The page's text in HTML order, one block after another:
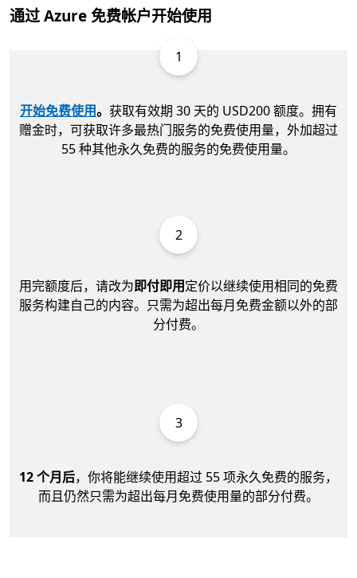
通过 Azure 免费帐户开始使用
1
开始免费使用。 获取有效期 30 天的 USD200 额度。拥有
赠金时，可获取许多最热门服务的免费使用量，外加超过
55 种其他永久免费的服务的免费使用量。
2
用完额度后，请改为即付即用定价以继续使用相同的免费
服务构建自己的内容。只需为超出每月免费金额以外的部
分付费。
3
12 个月后，你将能继续使用超过 55 项永久免费的服务，
而且仍然只需为超出每月免费使用量的部分付费。